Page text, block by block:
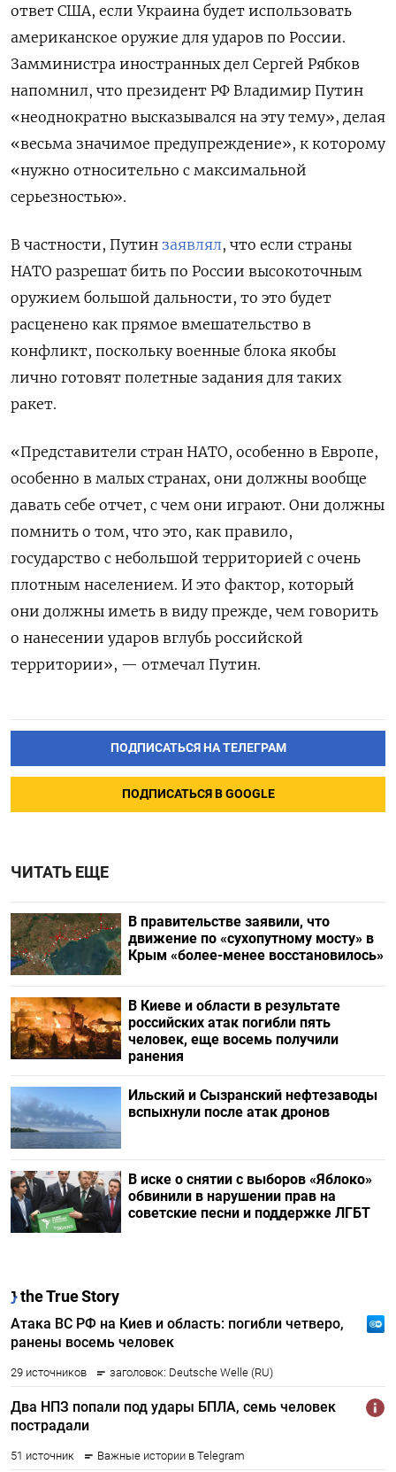
ответ США, если Украина будет использовать
американское оружие для ударов по России.
Замминистра иностранных дел Сергей Рябков
напомнил, что президент РФ Владимир Путин
«неоднократно высказывался на эту тему», делая
«весьма значимое предупреждение», к которому
«нужно относительно с максимальной
серьезностью».
В частности, Путин заявлял, что если страны
НАТО разрешат бить по России высокоточным
оружием большой дальности, то это будет
расценено как прямое вмешательство в
конфликт, поскольку военные блока якобы
лично готовят полетные задания для таких
ракет.
«Представители стран НАТО, особенно в Европе,
особенно в малых странах, они должны вообще
давать себе отчет, с чем они играют. Они должны
помнить о том, что это, как правило,
государство с небольшой территорией с очень
плотным населением. И это фактор, который
они должны иметь в виду прежде, чем говорить
о нанесении ударов вглубь российской
территории», — отмечал Путин.
ПОДПИСАТЬСЯ НА ТЕЛЕГРАМ
ПОДПИСАТЬСЯ В GOOGLE
ЧИТАТЬ ЕЩЕ
В правительстве заявили, что
движение по «сухопутному мосту» в
Крым «более-менее восстановилось»
В Киеве и области в результате
российских атак погибли пять
человек, еще восемь получили
ранения
Ильский и Сызранский нефтезаводы
вспыхнули после атак дронов
В иске о снятии с выборов «Яблоко»
обвинили в нарушении прав на
советские песни и поддержке ЛГБТ